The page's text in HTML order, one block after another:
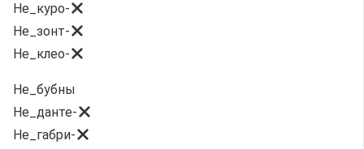
Не_куро-
Не_зонт-
Не_клео-
Не_бубны
Не_данте-
Не_габри-